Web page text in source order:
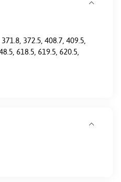
372.5, 408.7, 409.5,
618.5, 619.5, 620.5,